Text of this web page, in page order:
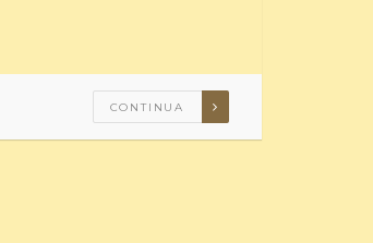
CONTINUA